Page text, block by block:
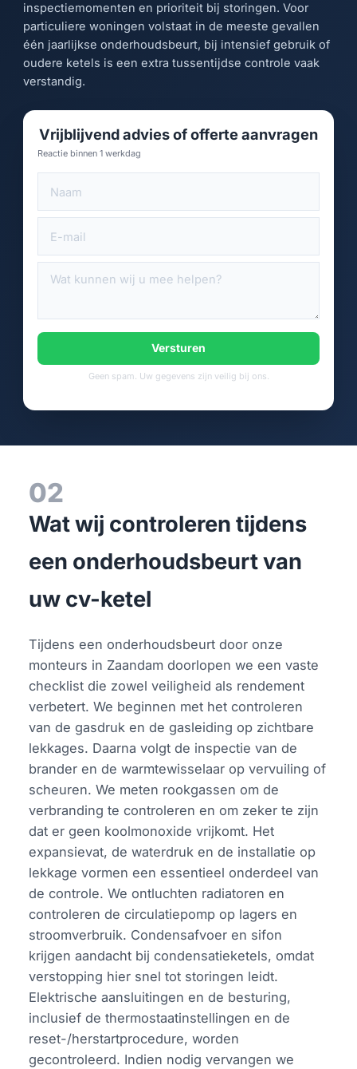
inspectiemomenten en prioriteit bij storingen. Voor
particuliere woningen volstaat in de meeste gevallen
één jaarlijkse onderhoudsbeurt, bij intensief gebruik of
oudere ketels is een extra tussentijdse controle vaak
verstandig.
Vrijblijvend advies of offerte aanvragen
Reactie binnen 1 werkdag
Versturen
Geen spam. Uw gegevens zijn veilig bij ons.
02
Wat wij controleren tijdens
een onderhoudsbeurt van
uw cv-ketel
Tijdens een onderhoudsbeurt door onze
monteurs in Zaandam doorlopen we een vaste
checklist die zowel veiligheid als rendement
verbetert. We beginnen met het controleren
van de gasdruk en de gasleiding op zichtbare
lekkages. Daarna volgt de inspectie van de
brander en de warmtewisselaar op vervuiling of
scheuren. We meten rookgassen om de
verbranding te controleren en om zeker te zijn
dat er geen koolmonoxide vrijkomt. Het
expansievat, de waterdruk en de installatie op
lekkage vormen een essentieel onderdeel van
de controle. We ontluchten radiatoren en
controleren de circulatiepomp op lagers en
stroomverbruik. Condensafvoer en sifon
krijgen aandacht bij condensatieketels, omdat
verstopping hier snel tot storingen leidt.
Elektrische aansluitingen en de besturing,
inclusief de thermostaatinstellingen en de
reset-/herstartprocedure, worden
gecontroleerd. Indien nodig vervangen we